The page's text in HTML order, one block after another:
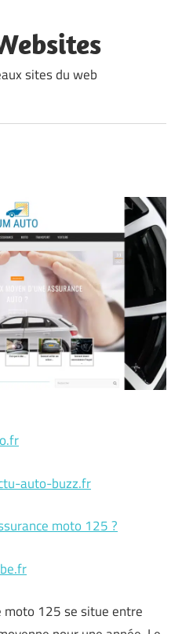
sites du web
auto-buzz.fr
moto 125 ?
moto 125 se situe entre